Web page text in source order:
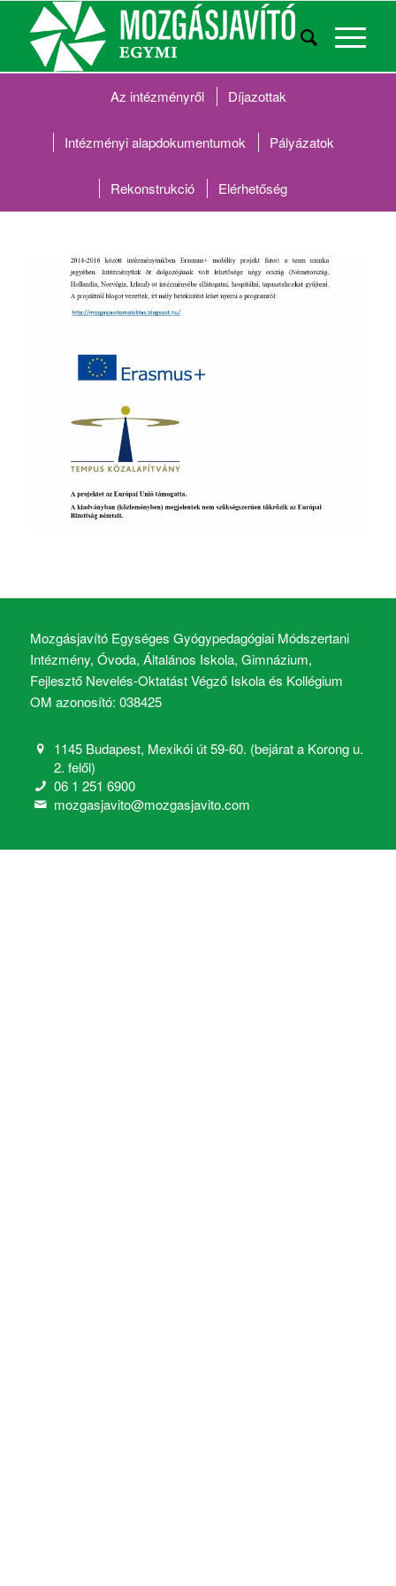
Az intézményről Díjazottak
Intézményi alapdokumentumok Pályázatok
Rekonstrukció Elérhetőség
Mozgásjavító Egységes Gyógypedagógiai Módszertani
Intézmény, Óvoda, Általános Iskola, Gimnázium,
Fejlesztő Nevelés-Oktatást Végző Iskola és Kollégium
OM azonosító: 038425
1145 Budapest, Mexikói út 59-60. (bejárat a Korong u.
2. felől)
06 1 251 6900
mozgasjavito@mozgasjavito.com